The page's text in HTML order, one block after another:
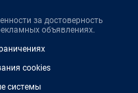
за достоверность
объявлениях.
cookies
системы